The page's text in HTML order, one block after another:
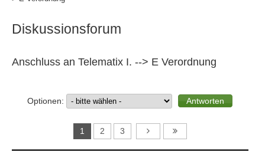
Diskussionsforum
Anschluss an Telematix I. --> E Verordnung
Optionen:
1 2 3